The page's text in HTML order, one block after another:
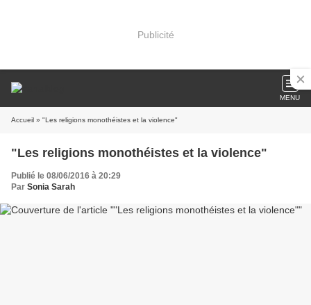
Publicité
MENU
Accueil » "Les religions monothéistes et la violence"
"Les religions monothéistes et la violence"
Publié le 08/06/2016 à 20:29
Par Sonia Sarah